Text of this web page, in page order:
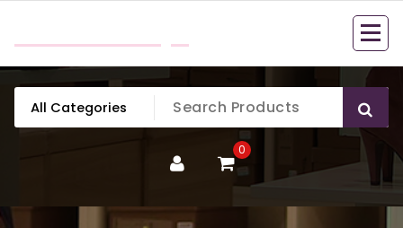
content
0